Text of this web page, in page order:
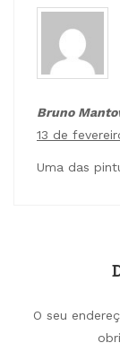
Bruno
13 de
Uma das
O seu